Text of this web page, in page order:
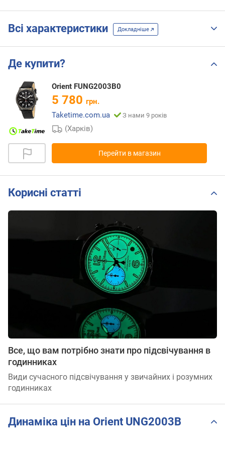
Всі характеристики Докладніше
Де купити?
Orient FUNG2003B0
5 780 грн.
Taketime.com.ua
З нами 9 років
(Харків)
Перейти в магазин
Корисні статті
Все, що вам потрібно знати про підсвічування в
годинниках
Види сучасного підсвічування у звичайних і розумних
годинниках
Динаміка цін на Orient UNG2003B